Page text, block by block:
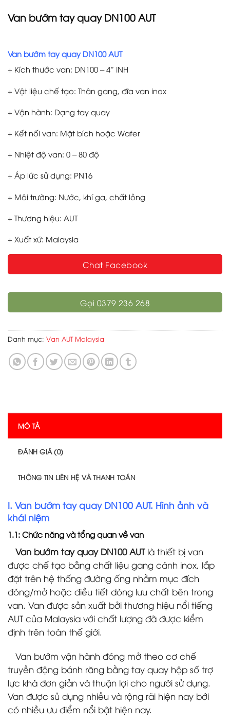
Van bướm tay quay DN100 AUT
Van bướm tay quay DN100 AUT
+ Kích thước van: DN100 – 4” INH
+ Vật liệu chế tạo: Thân gang, đĩa van inox
+ Vận hành: Dạng tay quay
+ Kết nối van: Mặt bích hoặc Wafer
+ Nhiệt độ van: 0 – 80 độ
+ Áp lức sử dụng: PN16
+ Môi trường: Nước, khí ga, chất lỏng
+ Thương hiệu: AUT
+ Xuất xứ: Malaysia
Chat Facebook
Gọi 0379 236 268
Danh mục: Van AUT Malaysia
MÔ TẢ
ĐÁNH GIÁ (0)
THÔNG TIN LIÊN HỆ VÀ THANH TOÁN
I. Van bướm tay quay DN100 AUT. Hình ảnh và
khái niệm
1.1: Chức năng và tổng quan về van
Van bướm tay quay DN100 AUTlà thiết bị van
được chế tạo bằng chất liệu gang cánh inox, lắp
đặt trên hệ thống đường ống nhằm mục đích
đóng/mở hoặc điều tiết dòng lưu chất bên trong
van. Van được sản xuất bởi thương hiệu nổi tiếng
AUT của Malaysia với chất lượng đã được kiểm
định trên toán thế giới.
Van bướm vận hành đóng mở theo cơ chế
truyền động bánh răng bằng tay quay hộp số trợ
lực khá đơn giản và thuận lợi cho người sử dụng.
Van được sủ dụng nhiều và rộng rãi hiện nay bới
có nhiều ưu điểm nổi bật hiện nay.